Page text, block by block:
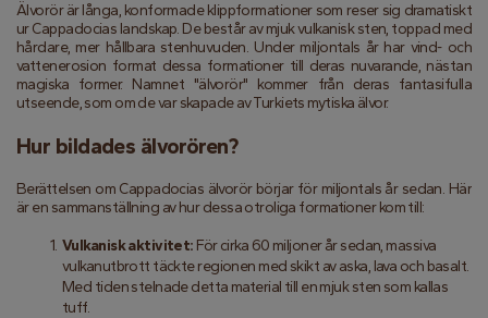
Älvorör är långa, konformade klippformationer som reser sig dramatiskt
ur Cappadocias landskap. De består av mjuk vulkanisk sten, toppad med
hårdare, mer hållbara stenhuvuden. Under miljontals år har vind- och
vattenerosion format dessa formationer till deras nuvarande, nästan
magiska former. Namnet "älvorör" kommer från deras fantasifulla
utseende, som om de var skapade av Turkiets mytiska älvor.
Hur bildades älvorören?
Berättelsen om Cappadocias älvorör börjar för miljontals år sedan. Här
är en sammanställning av hur dessa otroliga formationer kom till:
Vulkanisk aktivitet: För cirka 60 miljoner år sedan, massiva
vulkanutbrott täckte regionen med skikt av aska, lava och basalt.
Med tiden stelnade detta material till en mjuk sten som kallas
tuff.